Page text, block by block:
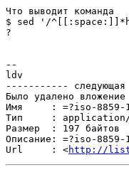
Что выводит команда
$ sed '/
?
--
ldv
-----------
Было удалено
Имя     : =?iso-8859-
Тип     : application/
Размер  : 197 байтов
Описание: =?iso-8859-
Url     : <http://